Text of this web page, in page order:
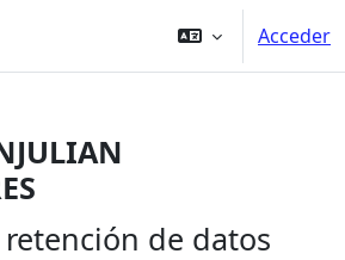
Acceder
de datos